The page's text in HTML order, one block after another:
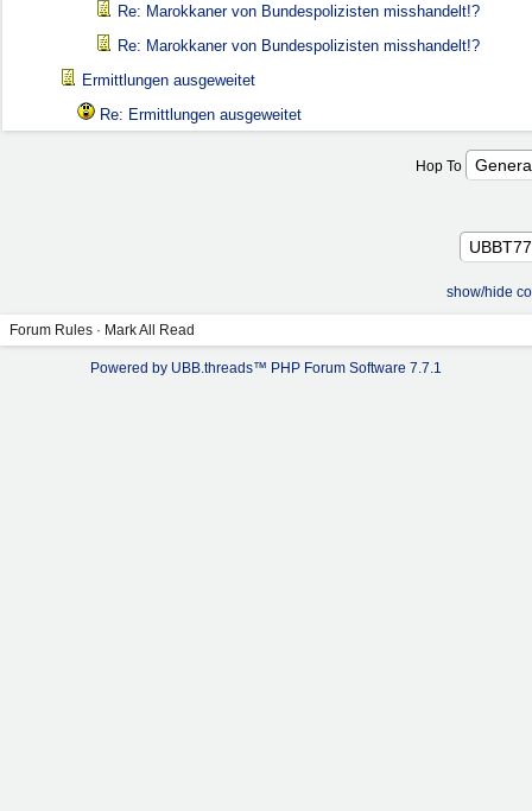
Re: Marokkaner von Bundespolizisten misshandelt!?
Re: Marokkaner von Bundespolizisten misshandelt!?
Ermittlungen ausgeweitet
Re: Ermittlungen ausgeweitet
Hop To
show/hide
Forum Rules · Mark All Read
Powered by UBB.threads™ PHP Forum Software 7.7.1